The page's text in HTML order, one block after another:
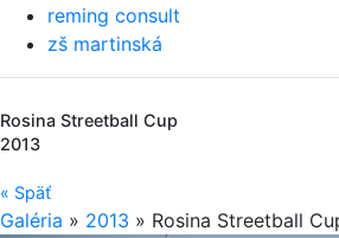
reming consult
zš martinská
Rosina Streetball Cup
2013
« Späť
Galéria » 2013 » Rosina Streetball